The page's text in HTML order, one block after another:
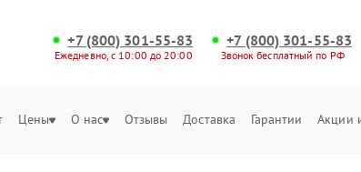
+7 (800) 301-55-83
Ежедневно, с 10:00 до 20:00
+7 (800) 301-55-83
Звонок бесплатный по РФ
Цены О нас Отзывы Доставка Гарантии Акции